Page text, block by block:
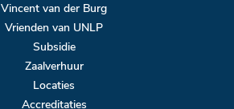
Vincent van der Burg
Vrienden van UNLP
Subsidie
Zaalverhuur
Locaties
Accreditaties